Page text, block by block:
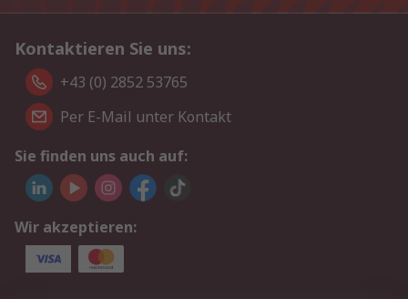
Kontaktieren Sie uns:
+43 (0) 2852 53765
Per E-Mail unter Kontakt
Sie finden uns auch auf:
Wir akzeptieren: